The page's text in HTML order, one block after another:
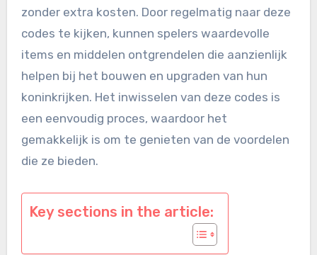
zonder extra kosten. Door regelmatig naar deze
codes te kijken, kunnen spelers waardevolle
items en middelen ontgrendelen die aanzienlijk
helpen bij het bouwen en upgraden van hun
koninkrijken. Het inwisselen van deze codes is
een eenvoudig proces, waardoor het
gemakkelijk is om te genieten van de voordelen
die ze bieden.
Key sections in the article: